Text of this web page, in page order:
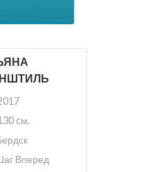
cм.
Вперед